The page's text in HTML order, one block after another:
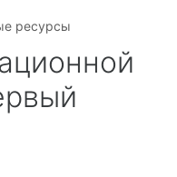
ресурсы